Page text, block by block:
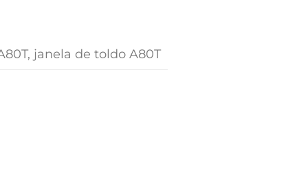
janela de toldo A80T